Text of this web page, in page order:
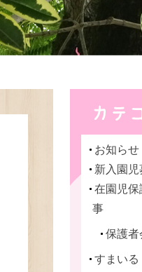
お知らせ
新入園児
在園児保
事
保護者
すまいる